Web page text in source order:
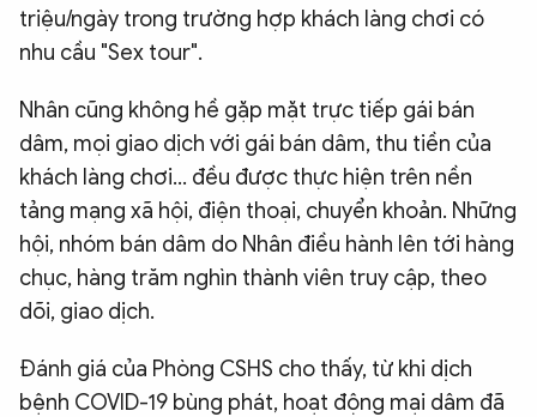
triệu/ngày trong trường hợp khách làng chơi có
nhu cầu "Sex tour".
Nhân cũng không hề gặp mặt trực tiếp gái bán
dâm, mọi giao dịch với gái bán dâm, thu tiền của
khách làng chơi… đều được thực hiện trên nền
tảng mạng xã hội, điện thoại, chuyển khoản. Những
hội, nhóm bán dâm do Nhân điều hành lên tới hàng
chục, hàng trăm nghìn thành viên truy cập, theo
dõi, giao dịch.
Đánh giá của Phòng CSHS cho thấy, từ khi dịch
bệnh COVID-19 bùng phát, hoạt động mại dâm đã